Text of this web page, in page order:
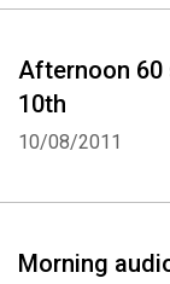
Afternoon
10th
10/08/2011
Morning